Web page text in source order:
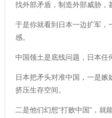
找外部矛盾，制造外部威胁，
于是你就看到日本一边扩军，
感。
中国领土是底线问题，日本任
日本把矛头对准中国，一是
挤压生存空间。
二是他们幻想“打败中国”，就